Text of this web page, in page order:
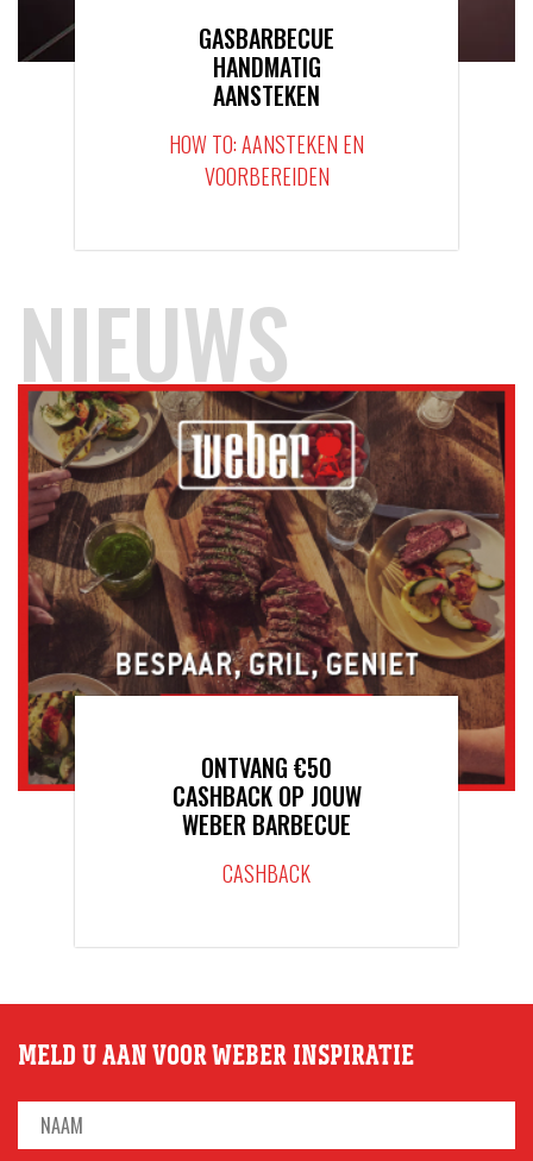
GASBARBECUE
HANDMATIG
AANSTEKEN
HOW TO: AANSTEKEN EN
VOORBEREIDEN
NIEUWS
ONTVANG €50
CASHBACK OP JOUW
WEBER BARBECUE
CASHBACK
MELD U AAN VOOR WEBER INSPIRATIE